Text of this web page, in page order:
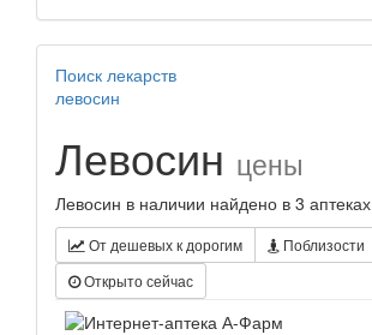
Поиск лекарств
левосин
Левосин цены
Левосин в наличии найдено в 3 аптеках
От дешевых к дорогим
Поблизости
Открыто сейчас